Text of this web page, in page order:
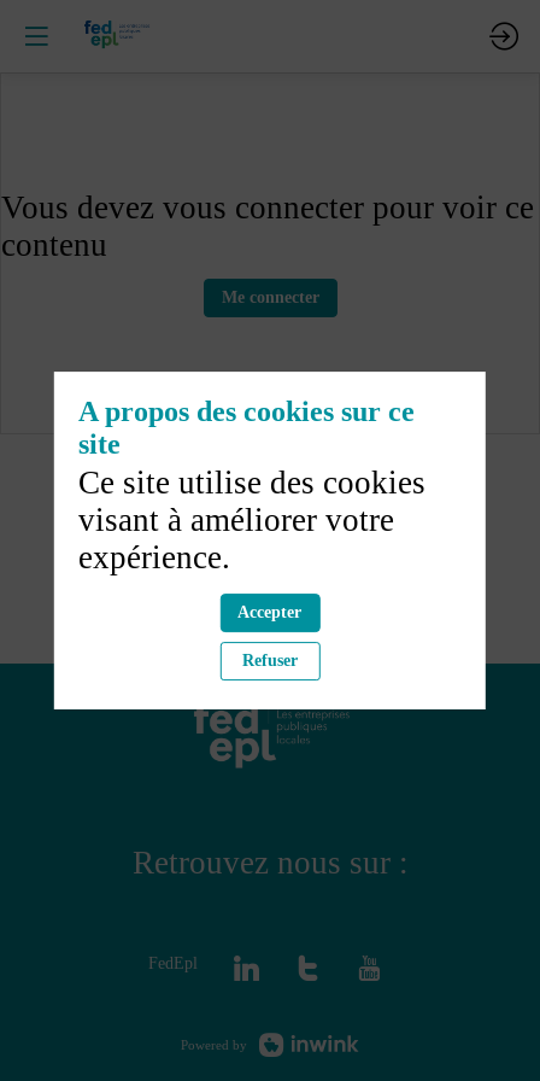
Vous devez vous connecter pour voir ce
contenu
Me connecter
Retrouvez nous sur :
FedEpl
Powered by
A propos des cookies sur ce
site
Ce site utilise des cookies
visant à améliorer votre
expérience.
Accepter
Refuser